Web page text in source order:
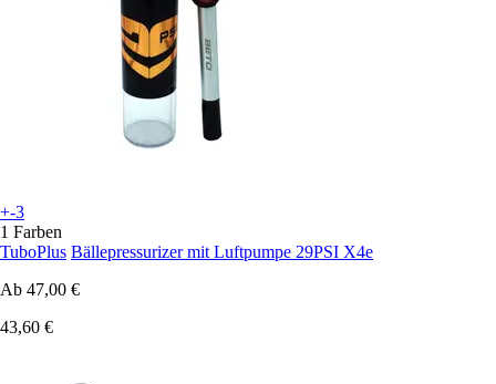
+-3
1 Farben
TuboPlus Bällepressurizer mit Luftpumpe 29PSI X4e
Ab 47,00 €
43,60 €